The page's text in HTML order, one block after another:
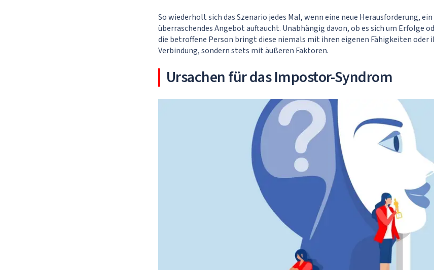
So wiederholt sich das Szenario jedes Mal, wenn eine neue Herausforderung,
überraschendes Angebot auftaucht. Unabhängig davon, ob es sich um Erfolge
die betroffene Person bringt diese niemals mit ihren eigenen Fähigkeiten oder
Verbindung, sondern stets mit äußeren Faktoren.
Ursachen für das Impostor-Syndrom